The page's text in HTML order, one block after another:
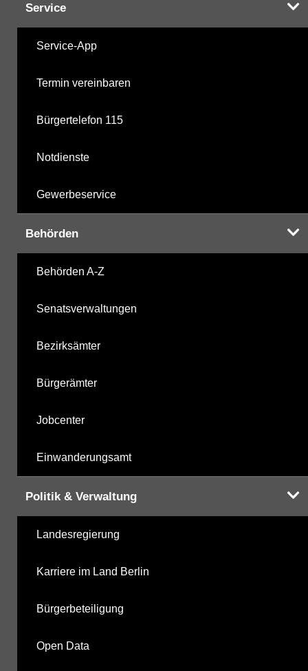
Service
Service-App
Termin vereinbaren
Bürgertelefon 115
Notdienste
Gewerbeservice
Behörden
Behörden A-Z
Senatsverwaltungen
Bezirksämter
Bürgerämter
Jobcenter
Einwanderungsamt
Politik & Verwaltung
Landesregierung
Karriere im Land Berlin
Bürgerbeteiligung
Open Data